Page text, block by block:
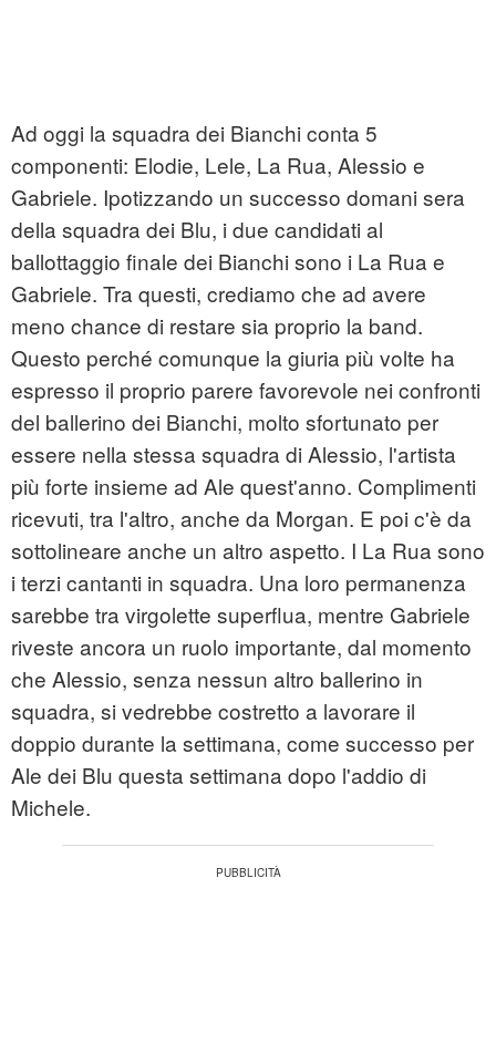
Ad oggi la squadra dei Bianchi conta 5
componenti: Elodie, Lele, La Rua, Alessio e
Gabriele. Ipotizzando un successo domani sera
della squadra dei Blu, i due candidati al
ballottaggio finale dei Bianchi sono i La Rua e
Gabriele. Tra questi, crediamo che ad avere
meno chance di restare sia proprio la band.
Questo perché comunque la giuria più volte ha
espresso il proprio parere favorevole nei confronti
del ballerino dei Bianchi, molto sfortunato per
essere nella stessa squadra di Alessio, l'artista
più forte insieme ad Ale quest'anno. Complimenti
ricevuti, tra l'altro, anche da Morgan. E poi c'è da
sottolineare anche un altro aspetto. I La Rua sono
i terzi cantanti in squadra. Una loro permanenza
sarebbe tra virgolette superflua, mentre Gabriele
riveste ancora un ruolo importante, dal momento
che Alessio, senza nessun altro ballerino in
squadra, si vedrebbe costretto a lavorare il
doppio durante la settimana, come successo per
Ale dei Blu questa settimana dopo l'addio di
Michele.